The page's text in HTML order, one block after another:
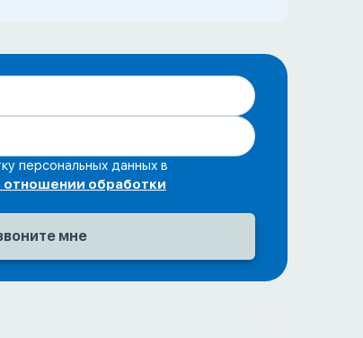
персональных данных в
отношении обработки